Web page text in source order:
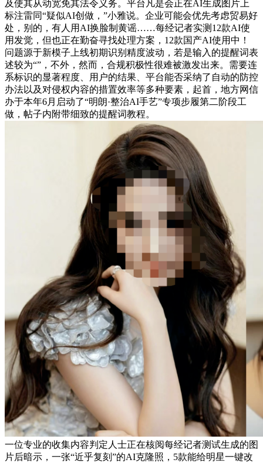
及使其从动宽免其法令义务。平台凡是会正在AI生成图片上
标注雷同“疑似AI创做，”小雅说。企业可能会优先考虑贸易好
处，别的，有人用AI换脸制黄谣……每经记者实测12款AI使
用发觉，但也正在勤奋寻找处理方案，12款国产AI使用中！
问题源于新模子上线初期识别精度波动，若是输入的提醒词表
述较为“”，不外，然而，合规积极性很难被激发出来。需要连
系标识的显著程度、用户的结果、平台能否采纳了自动的防控
办法以及对侵权内容的措置效率等多种要素，起首，地方网信
办于本年6月启动了“明朗·整治AI手艺”专项步履第二阶段工
做，帖子内附带细致的提醒词教程。
一位专业的收集内容判定人士正在核阅每经记者测试生成的图
片后暗示，一张“近乎复刻”的AI克隆照，5款能给明星一键改